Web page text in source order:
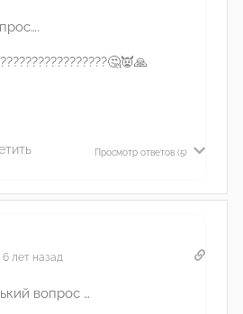
Просмотр ответов (5)
6 лет назад
вопрос …